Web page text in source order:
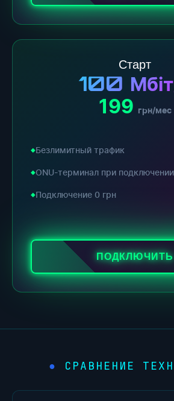
Старт
100
199 грн/мес
Безлимитный трафик
ONU-терминал при подключении
Подключение 0 грн
ПОДКЛЮЧИТЬ
СРАВНЕНИЕ